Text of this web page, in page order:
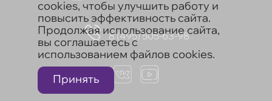
8 (495) 505-63-98
cookies, чтобы улучшить работу и
повысить эффективность сайта.
Продолжая использование сайта,
вы соглашаетесь с
использованием файлов cookies.
Принять